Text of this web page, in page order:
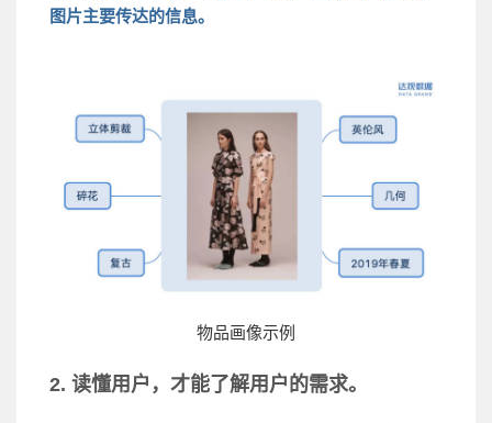
图片主要传达的信息。
物品画像示例
2. 读懂用户，才能了解用户的需求。